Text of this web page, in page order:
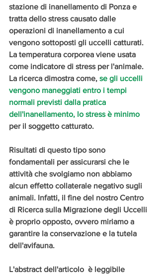
stazione di inanellamento di Ponza e
tratta dello stress causato dalle
operazioni di inanellamento a cui
vengono sottoposti gli uccelli catturati.
La temperatura corporea viene usata
come indicatore di stress per l'animale.
La ricerca dimostra come, se gli uccelli
vengono maneggiati entro i tempi
normali previsti dalla pratica
dell'inanellamento, lo stress è minimo
per il soggetto catturato.
Risultati di questo tipo sono
fondamentali per assicurarsi che le
attività che svolgiamo non abbiamo
alcun effetto collaterale negativo sugli
animali. Infatti, il fine del nostro Centro
di Ricerca sulla Migrazione degli Uccelli
è proprio opposto, ovvero miriamo a
garantire la conservazione e la tutela
dell'avifauna.
L'abstract dell'articolo  è leggibile